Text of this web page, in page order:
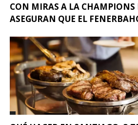
CON MIRAS A LA CHAMPIONS
ASEGURAN QUE EL